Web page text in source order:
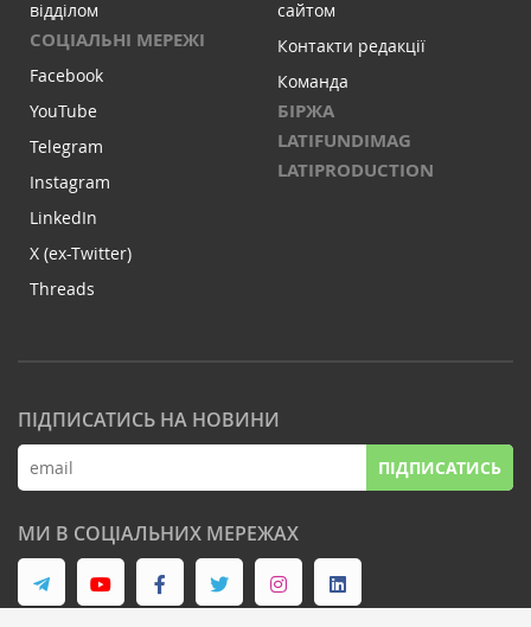
відділом
СОЦІАЛЬНІ МЕРЕЖІ
Facebook
YouTube
Telegram
Instagram
LinkedIn
X (ex-Twitter)
Threads
сайтом
Контакти редакції
Команда
БІРЖА
LATIFUNDIMAG
LATIPRODUCTION
ПІДПИСАТИСЬ НА НОВИНИ
ПІДПИСАТИСЬ
МИ В СОЦІАЛЬНИХ МЕРЕЖАХ